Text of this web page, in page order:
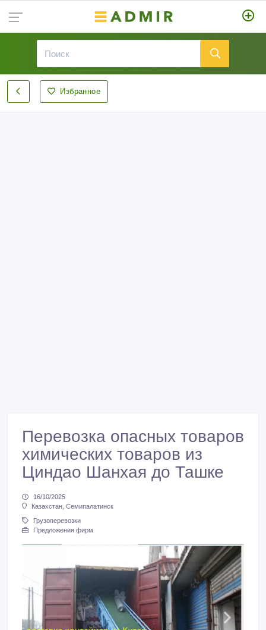
Избранное
Перевозка опасных товаров
химических товаров из
Циндао Шанхая до Ташке
16/10/2025
Казахстан, Семипалатинск
Грузоперевозки
Предложения фирм